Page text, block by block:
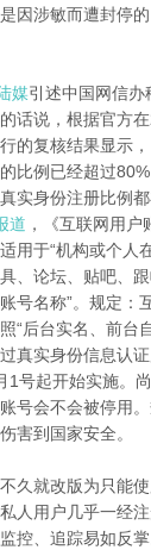
因涉敏而遭封停
媒引述中国网信办
话说，根据官方
的复核结果显示
比例已经超过
实身份注册比例都
道 ，《互联网用
用于“机构或个人
、论坛、贴吧、
号名称”。规定：
“后台实名、前台
真实身份信息认
1号起开始实施。
号会不会被停用
害到国家安全。
久就改版为只能使
人用户几乎一经
控、追踪易如反